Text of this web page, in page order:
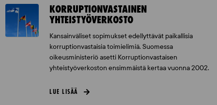
KORRUPTIONVASTAINEN
YHTEISTYÖVERKOSTO
Kansainväliset sopimukset edellyttävät paikallisia
korruptionvastaisia toimielimiä. Suomessa
oikeusministeriö asetti Korruptionvastaisen
yhteistyöverkoston ensimmäistä kertaa vuonna 2002.
LUE LISÄÄ